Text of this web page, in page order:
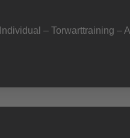
– Torwarttraining –